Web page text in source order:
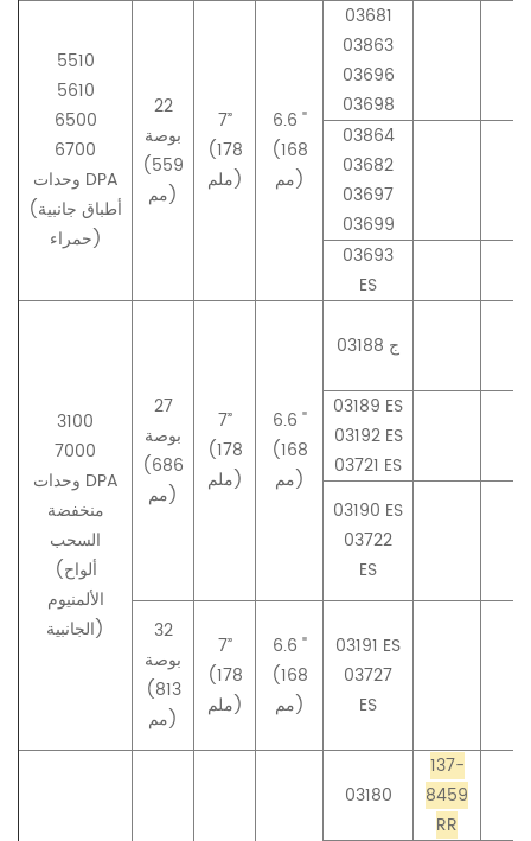
5510
5610
6500
6700
وحدات DPA
(أطباق جانبية
حمراء)
22
بوصة
(559
مم)
7”
(178
ملم)
6.6 "
(168
مم)
03681
03863
03696
03698
03864
03682
03697
03699
03693
ES
3100
7000
وحدات DPA
منخفضة
السحب
(ألواح
الألمنيوم
الجانبية)
27
بوصة
(686
مم)
7”
(178
ملم)
6.6 "
(168
مم)
03188 ج
03189 ES
03192 ES
03721 ES
03190 ES
03722
ES
32
بوصة
(813
مم)
7”
(178
ملم)
6.6 "
(168
مم)
03191 ES
03727
ES
03180
137-
8459
RR